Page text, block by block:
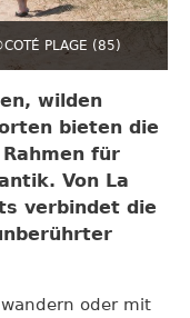
PLAGE (85)
wilden
bieten die
für
Von La
verbindet die
oder mit